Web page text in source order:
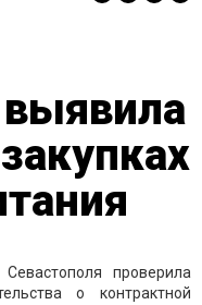
проверила
о контрактной